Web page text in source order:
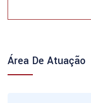
Área De Atuação